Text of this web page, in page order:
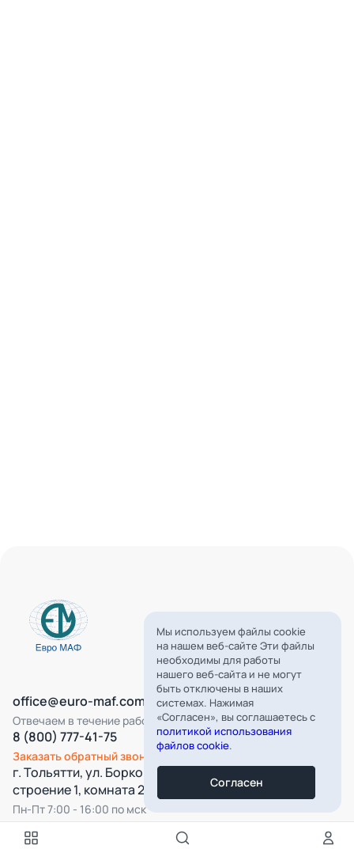
Все категории
office@euro-maf.com
Отвечаем в течение рабочего дня
8 (800) 777-41-75
Заказать обратный звонок
г. Тольятти, ул. Борковская, д. 16,
строение 1, комната 22
Пн-Пт 7:00 - 16:00 по мск
Мы используем файлы cookie
на нашем веб-сайте Эти файлы
необходимы для работы
нашего веб-сайта и не могут
быть отключены в наших
системах. Нажимая
«Согласен», вы соглашаетесь с
политикой использования
файлов cookie.
Согласен